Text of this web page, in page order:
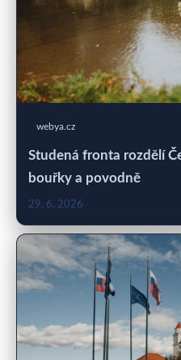
webya.cz
Studená fronta rozdělí
bouřky a povodně
29. 6. 2026